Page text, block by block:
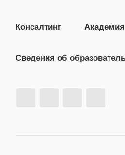
Консалтинг Академия
Сведения об